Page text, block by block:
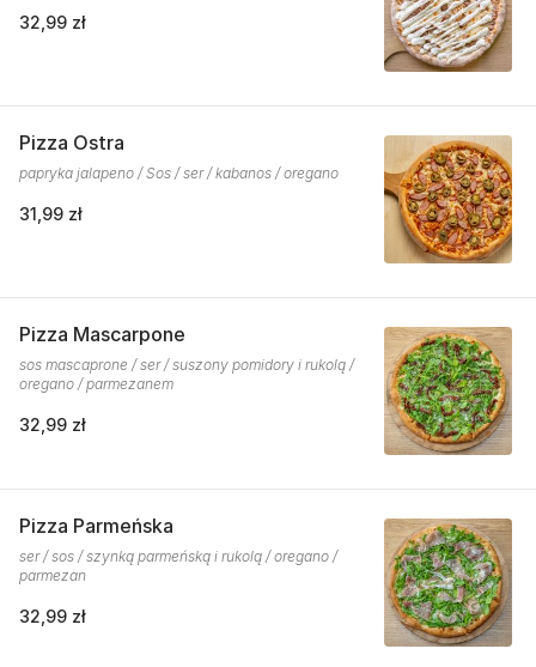
32,99 zł
Pizza Ostra
papryka jalapeno / Sos / ser / kabanos / oregano
31,99 zł
Pizza Mascarpone
sos mascaprone / ser / suszony pomidory i rukolą /
oregano / parmezanem
32,99 zł
Pizza Parmeńska
ser / sos / szynką parmeńską i rukolą / oregano /
parmezan
32,99 zł